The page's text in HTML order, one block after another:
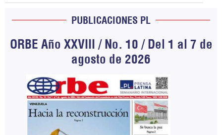
PUBLICACIONES PL
ORBE Año XXVIII / No. 10 / Del 1 al 7 de
agosto de 2026